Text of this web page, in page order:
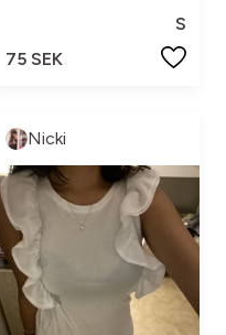
S
75 SEK
Nicki